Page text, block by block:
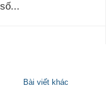
Bài viết khác